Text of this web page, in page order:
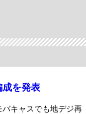
を発表
キャスでも地デジ再